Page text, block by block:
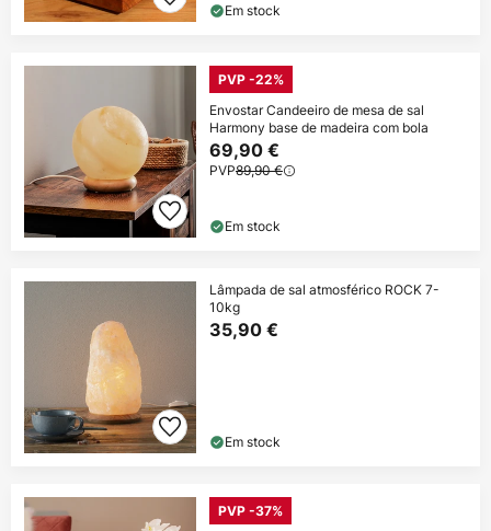
Em stock
PVP -22%
Envostar Candeeiro de mesa de sal
Harmony base de madeira com bola
69,90 €
PVP89,90 €
Em stock
Lâmpada de sal atmosférico ROCK 7-
10kg
35,90 €
Em stock
PVP -37%